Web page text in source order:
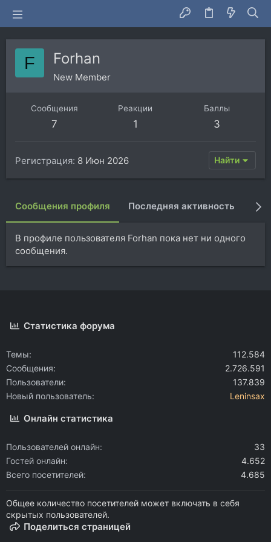
F Forhan
New Member
Сообщения
7
Реакции
1
Баллы
3
Регистрация 8 Июн 2026 Найти
Сообщения профиля Последняя активность
В профиле пользователя Forhan пока нет ни одного
сообщения.
Статистика форума
Темы
112.584
Сообщения
2.726.591
Пользователи
137.839
Новый пользователь
Leninsax
Онлайн статистика
Пользователей онлайн
33
Гостей онлайн
4.652
Всего посетителей
4.685
Общее количество посетителей может включать в себя
скрытых пользователей.
Поделиться страницей